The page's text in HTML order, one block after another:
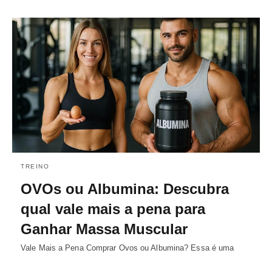
TREINO
OVOs ou Albumina: Descubra
qual vale mais a pena para
Ganhar Massa Muscular
Vale Mais a Pena Comprar Ovos ou Albumina? Essa é uma